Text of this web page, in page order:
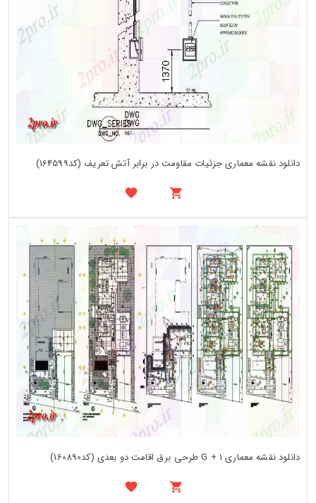
دانلود نقشه معماری جزئیات مقاومت در برابر آتش تعریف (کد164599)
دانلود نقشه معماری G + 1 طرحی برق اقامت دو بعدی (کد160890)